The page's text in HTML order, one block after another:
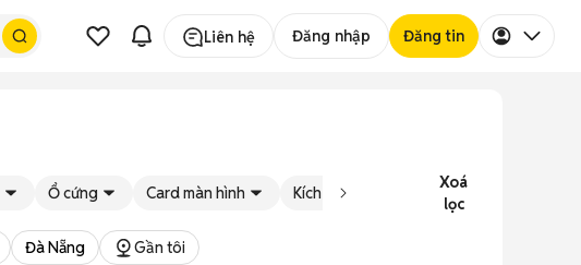
Liên hệ Đăng nhập Đăng tin
Ổ cứng Card màn hình Kích cỡ màn hình Tình trạng
Xoá
lọc
Đà Nẵng Gần tôi